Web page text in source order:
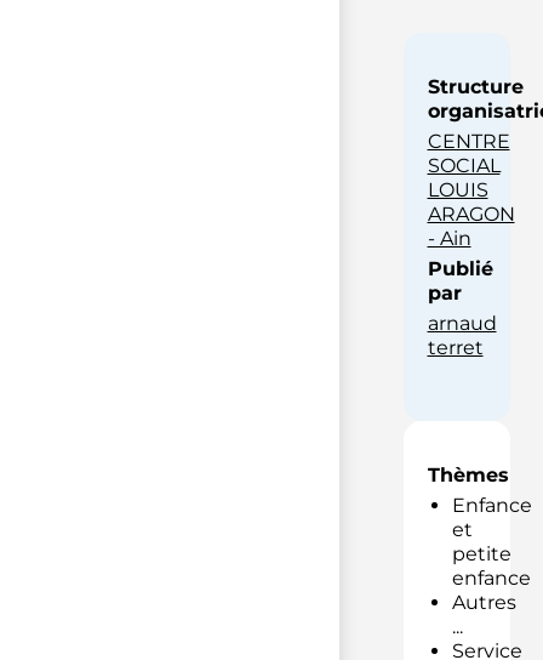
Structure
CENTRE
SOCIAL
LOUIS
ARAGON
- Ain
Publié
par
arnaud
terret
Thèmes
Enfance
et
petite
enfance
Autres
...
Service